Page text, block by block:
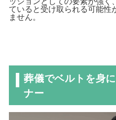
ていると受け取られる可能性
ません。
葬儀でベルトを身
ナー